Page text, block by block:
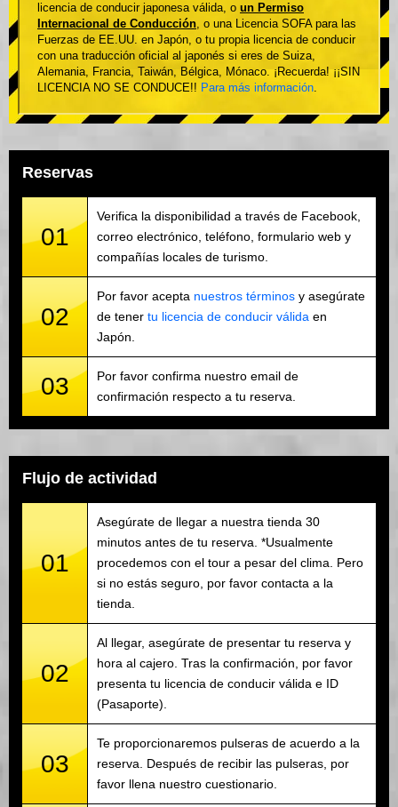
licencia de conducir japonesa válida, o un Permiso
Internacional de Conducción, o una Licencia SOFA para las
Fuerzas de EE.UU. en Japón, o tu propia licencia de conducir
con una traducción oficial al japonés si eres de Suiza,
Alemania, Francia, Taiwán, Bélgica, Mónaco. ¡Recuerda! ¡¡SIN
LICENCIA NO SE CONDUCE!! Para más información.
Reservas
01
Verifica la disponibilidad a través de Facebook,
correo electrónico, teléfono, formulario web y
compañías locales de turismo.
02
Por favor acepta nuestros términos y asegúrate
de tener tu licencia de conducir válida en
Japón.
03
Por favor confirma nuestro email de
confirmación respecto a tu reserva.
Flujo de actividad
01
Asegúrate de llegar a nuestra tienda 30
minutos antes de tu reserva. *Usualmente
procedemos con el tour a pesar del clima. Pero
si no estás seguro, por favor contacta a la
tienda.
02
Al llegar, asegúrate de presentar tu reserva y
hora al cajero. Tras la confirmación, por favor
presenta tu licencia de conducir válida e ID
(Pasaporte).
03
Te proporcionaremos pulseras de acuerdo a la
reserva. Después de recibir las pulseras, por
favor llena nuestro cuestionario.